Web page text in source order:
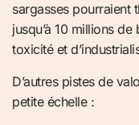
sargasses pourraient
jusqu’à 10 millions
toxicité et
D’autres pistes de
petite échelle :